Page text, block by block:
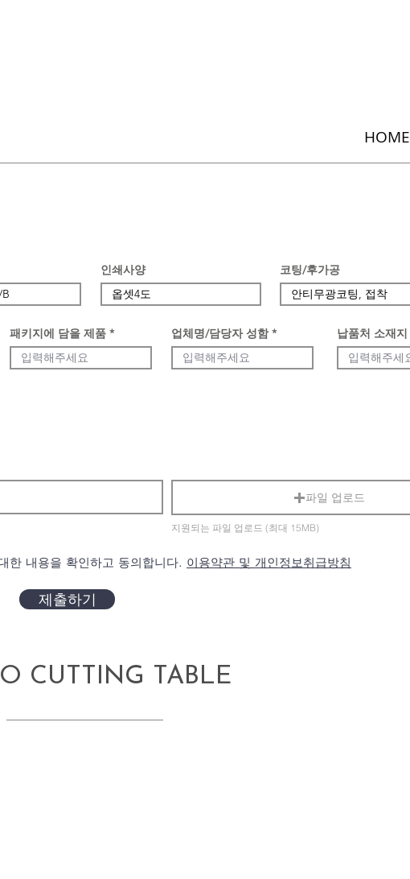
HOME
CUTTING TABLE
인쇄사양 코팅/후가공
패키지에 담을 제품 업체명/담당자 성함 납품처 소재지
파일 업로드
지원되는 파일 업로드 (최대 15MB)
한 내용을 확인하고 동의합니다. 이용약관 및 개인정보취급방침
제출하기